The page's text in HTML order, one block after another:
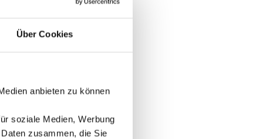
Über Cookies
anbieten zu können
soziale Medien, Werbung
zusammen, die Sie